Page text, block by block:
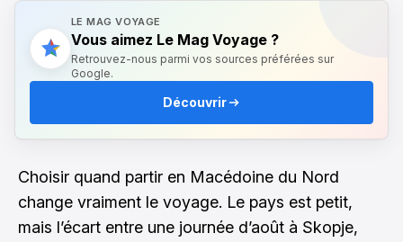
LE MAG VOYAGE
Vous aimez Le Mag Voyage ?
Retrouvez-nous parmi vos sources préférées sur
Google.
Découvrir
Choisir quand partir en Macédoine du Nord
change vraiment le voyage. Le pays est petit,
mais l’écart entre une journée d’août à Skopje,